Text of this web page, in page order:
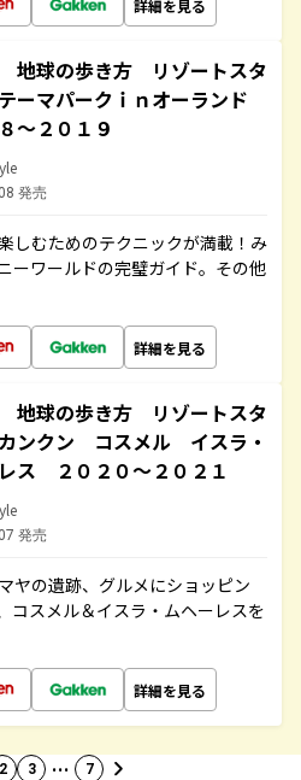
詳細を見る
地球の歩き方 リゾートスタ
ーマパークｉｎオーランド
～２０１９
発売
しむためのテクニックが満載！み
ーワールドの完璧ガイド。その他
詳細を見る
地球の歩き方 リゾートスタ
ンクン コスメル イスラ・
ス ２０２０～２０２１
発売
ヤの遺跡、グルメにショッピン
コスメル＆イスラ・ムヘーレスを
詳細を見る
2 3 … 7